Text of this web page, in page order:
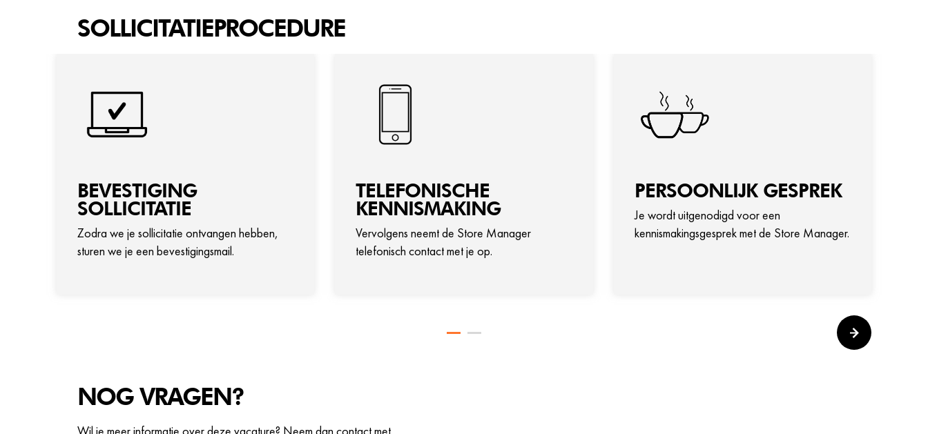
SOLLICITATIEPROCEDURE
BEVESTIGING
SOLLICITATIE
Zodra we je sollicitatie ontvangen hebben,
sturen we je een bevestigingsmail.
TELEFONISCHE
KENNISMAKING
Vervolgens neemt de Store Manager
telefonisch contact met je op.
PERSOONLIJK GESPREK
Je wordt uitgenodigd voor een
kennismakingsgesprek met de Store Manager.
NOG VRAGEN?